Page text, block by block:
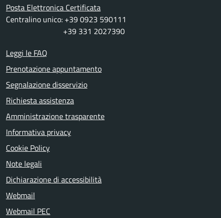
Posta Elettronica Certificata
Centralino unico: +39 0923 590111
+39 331 2027390
Leggi le FAQ
Prenotazione appuntamento
Segnalazione disservizio
Richiesta assistenza
Amministrazione trasparente
Informativa privacy
Cookie Policy
Note legali
Dichiarazione di accessibilità
Webmail
Webmail PEC